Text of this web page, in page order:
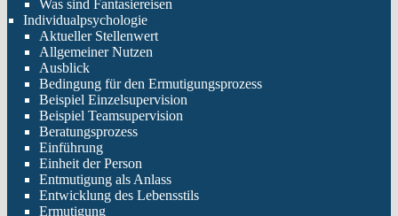
Was sind Fantasiereisen
Individualpsychologie
Aktueller Stellenwert
Allgemeiner Nutzen
Ausblick
Bedingung für den Ermutigungsprozess
Beispiel Einzelsupervision
Beispiel Teamsupervision
Beratungsprozess
Einführung
Einheit der Person
Entmutigung als Anlass
Entwicklung des Lebensstils
Ermutigung